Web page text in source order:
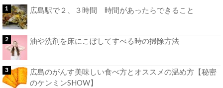
広島駅で２、３時間 時間があったらできること
油や洗剤を床にこぼしてすべる時の掃除方法
広島のがんす美味しい食べ方とオススメの温め方【秘密
のケンミンSHOW】